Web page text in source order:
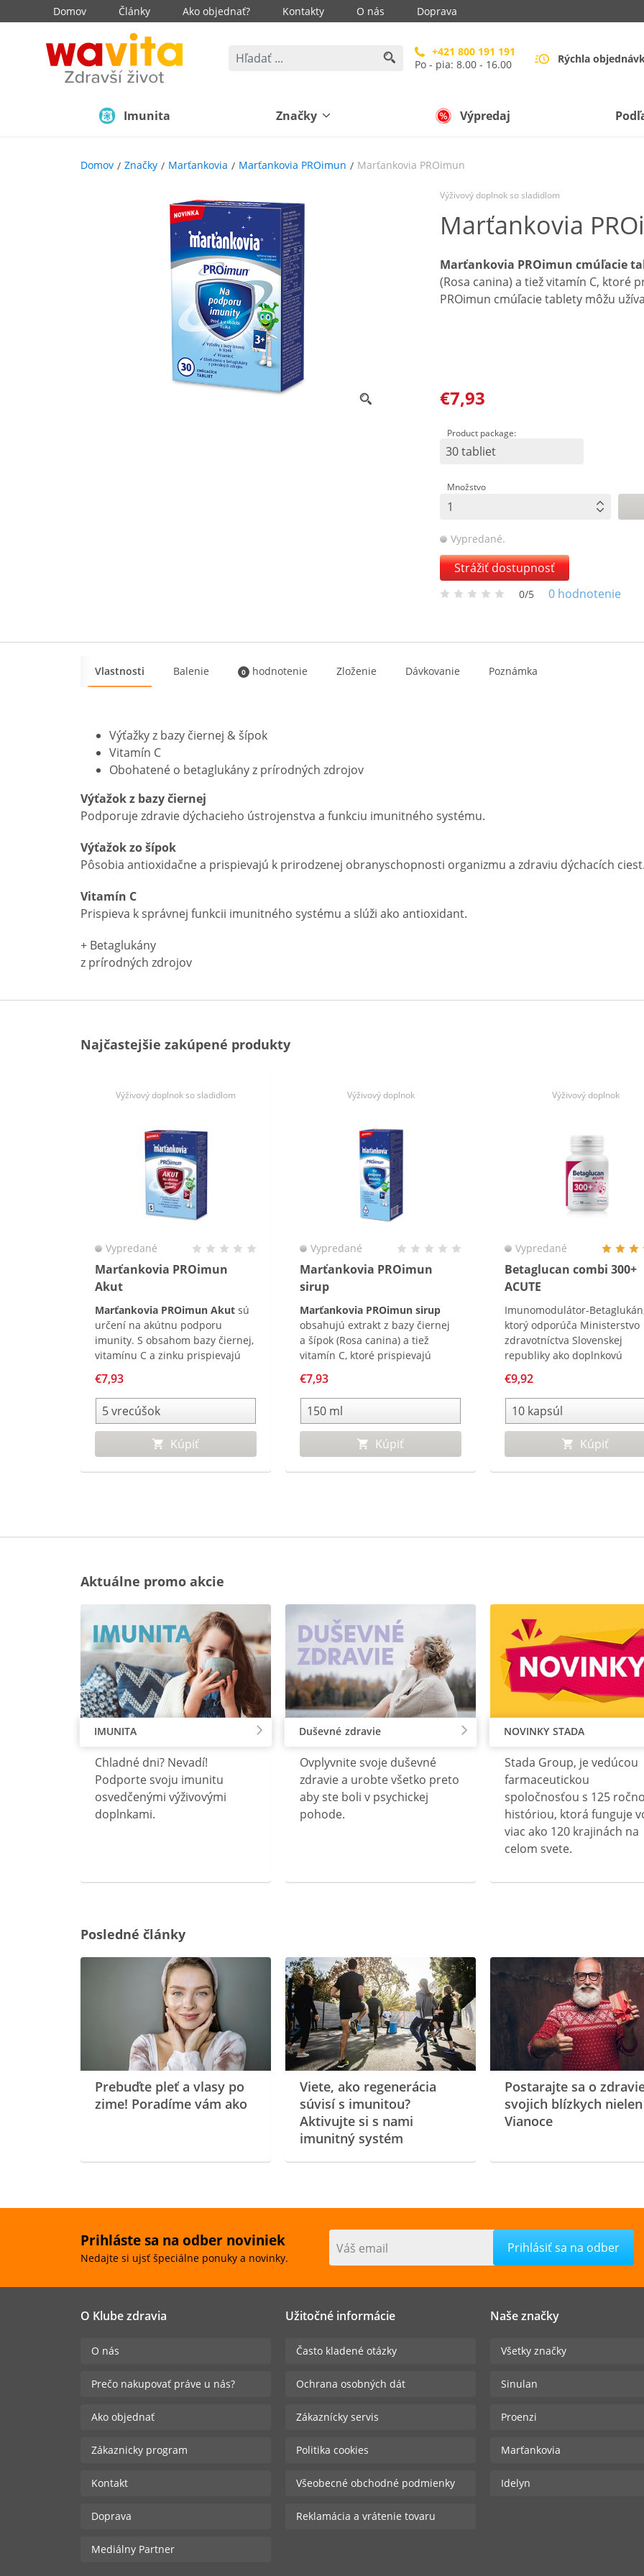
Domov Články Ako objednať? Kontakty O nás Doprava
+421 800 191 191
Po - pia: 8.00 - 16.00
Rýchla
Imunita Značky Výpredaj
Domov Značky Marťankovia Marťankovia PROimun Marťankovia PROimun
Výživový doplnok so sladidlom
Marťankovia
Marťankovia PROimun cmúľacie
(Rosa canina) a tiež vitamín C, ktoré
PROimun cmúľacie tablety môžu
€7,93
Product package:
30 tabliet
Množstvo
Vypredané.
Strážiť dostupnosť
0/5 0 hodnotenie
Vlastnosti Balenie 0 hodnotenie Zloženie Dávkovanie Poznámka
Výťažky z bazy čiernej & šípok
Vitamín C
Obohatené o betaglukány z prírodných zdrojov
Výťažok z bazy čiernej
Podporuje zdravie dýchacieho ústrojenstva a funkciu imunitného systému.
Výťažok zo šípok
Pôsobia antioxidačne a prispievajú k prirodzenej obranyschopnosti organizmu a zdraviu dýchacích
Vitamín C
Prispieva k správnej funkcii imunitného systému a slúži ako antioxidant.
+ Betaglukány
z prírodných zdrojov
Najčastejšie zakúpené produkty
Výživový doplnok so sladidlom
Marťankovia PROimun
Akut
Vypredané
Marťankovia PROimun Akut sú
určení na akútnu podporu
imunity. S obsahom bazy čiernej,
vitamínu C a zinku prispievajú
systému. Navyše obsahujú
Medovku lekársku, ktorá
upokojuje a podporuje zdravie
dýchacích ciest.
€7,93
Kúpiť
Výživový doplnok
Marťankovia PROimun
sirup
Vypredané
Marťankovia PROimun sirup
obsahujú extrakt z bazy čiernej
a šípok (Rosa canina) a tiež
vitamín C, ktoré prispievajú
PROimun Sirup môžu užívať deti
už od 1 roka.
€7,93
Kúpiť
Výživový doplnok
Betaglucan combi 300+
ACUTE
Vypredané
Imunomodulátor-
ktorý odporúča Ministerstvo
zdravotníctva Slovenskej
republiky ako doplnkovú
– 19.*
€9,92
Kúpiť
Aktuálne promo akcie
IMUNITA
Chladné dni? Nevadí!
Podporte svoju imunitu
osvedčenými výživovými
doplnkami.
Duševné zdravie
Ovplyvnite svoje duševné
zdravie a urobte všetko preto
aby ste boli v psychickej
pohode.
NOVINKY STADA
Stada Group, je vedúcou
farmaceutickou
spoločnosťou s 125
históriou, ktorá funguje
viac ako 120 krajinách na
celom svete.
Posledné články
Prebuďte pleť a vlasy po
zime! Poradíme vám ako
Viete, ako regenerácia
súvisí s imunitou?
Aktivujte si s nami
imunitný systém
Postarajte sa o
svojich blízkych
Vianoce
Prihláste sa na odber noviniek
Nedajte si ujsť špeciálne ponuky a novinky.
Váš email
O Klube zdravia
O nás
Prečo nakupovať práve u nás?
Ako objednať
Zákaznicky program
Kontakt
Doprava
Mediálny Partner
Užitočné informácie
Často kladené otázky
Ochrana osobných dát
Zákaznícky servis
Politika cookies
Všeobecné obchodné podmienky
Reklamácia a vrátenie tovaru
Naše značky
Všetky značky
Sinulan
Proenzi
Marťankovia
Idelyn